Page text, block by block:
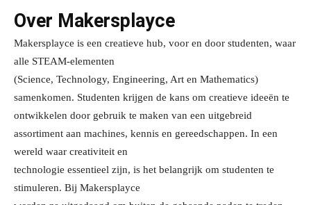
Over Makersplayce
Makersplayce is een creatieve hub, voor en door studenten, waar
alle STEAM-elementen
(Science, Technology, Engineering, Art en Mathematics)
samenkomen. Studenten krijgen de kans om creatieve ideeën te
ontwikkelen door gebruik te maken van een uitgebreid
assortiment aan machines, kennis en gereedschappen. In een
wereld waar creativiteit en
technologie essentieel zijn, is het belangrijk om studenten te
stimuleren. Bij Makersplayce